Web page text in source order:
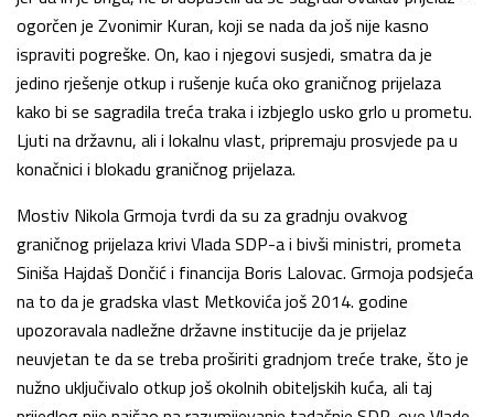
ogorčen je Zvonimir Kuran, koji se nada da još nije kasno
ispraviti pogreške. On, kao i njegovi susjedi, smatra da je
jedino rješenje otkup i rušenje kuća oko graničnog prijelaza
kako bi se sagradila treća traka i izbjeglo usko grlo u prometu.
Ljuti na državnu, ali i lokalnu vlast, pripremaju prosvjede pa u
konačnici i blokadu graničnog prijelaza.
Mostiv Nikola Grmoja tvrdi da su za gradnju ovakvog
graničnog prijelaza krivi Vlada SDP-a i bivši ministri, prometa
Siniša Hajdaš Dončić i financija Boris Lalovac. Grmoja podsjeća
na to da je gradska vlast Metkovića još 2014. godine
upozoravala nadležne državne institucije da je prijelaz
neuvjetan te da se treba proširiti gradnjom treće trake, što je
nužno uključivalo otkup još okolnih obiteljskih kuća, ali taj